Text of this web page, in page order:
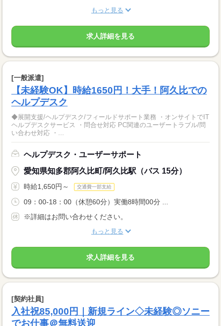
もっと見る
求人詳細を見る
[一般派遣]
【未経験OK】時給1650円！大手！阿久比での
ヘルプデスク
◆展開支援/ヘルプデスク/フィールドサポート業務 ・オンサイトでIT
ヘルプデスクサービス ・問合せ対応 PC関連のユーザートラブル/問
い合わせ対応 ・...
ヘルプデスク・ユーザーサポート
愛知県知多郡阿久比町/阿久比駅（バス 15分）
時給1,650円～ 交通費一部支給
09：00-18：00（休憩60分）実働8時間00分 ...
※詳細はお問い合わせください。
もっと見る
求人詳細を見る
[契約社員]
入社祝85,000円｜新規ライン◇未経験◎ソニー
でお仕事＠無料送迎